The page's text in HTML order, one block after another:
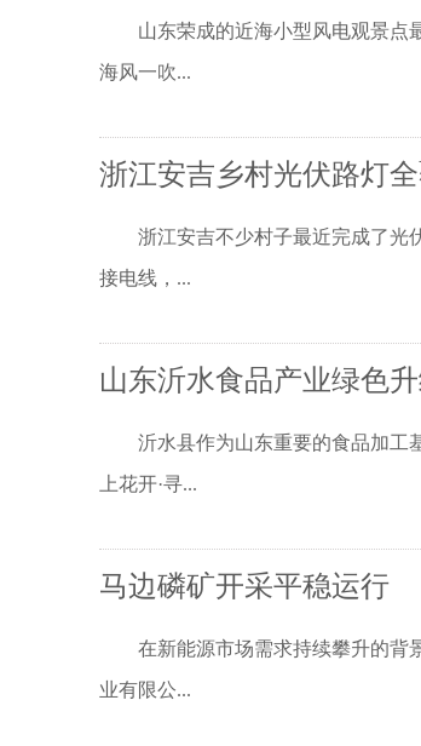
山东荣成的近海小型风电观景点最
海风一吹...
浙江安吉乡村光伏路灯
浙江安吉不少村子最近完成了光伏
接电线，...
山东沂水食品产业绿色
沂水县作为山东重要的食品加工基
上花开·寻...
马边磷矿开采平稳运行
在新能源市场需求持续攀升的背景
业有限公...